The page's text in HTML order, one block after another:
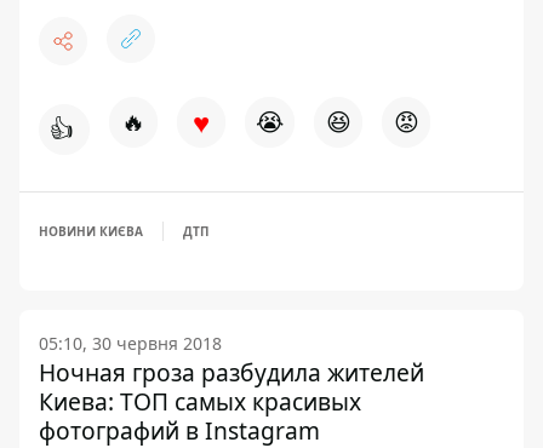
👍 🔥 ♥ 😭 😆 😡
НОВИНИ КИЄВА ДТП
05:10, 30 червня 2018
Ночная гроза разбудила жителей
Киева: ТОП самых красивых
фотографий в Instagram